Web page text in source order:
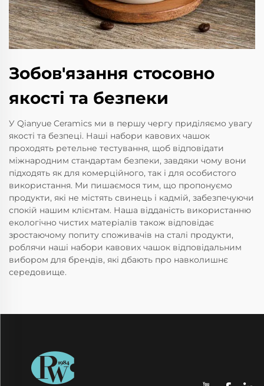
Зобов'язання стосовно
якості та безпеки
У Qianyue Ceramics ми в першу чергу приділяємо увагу
якості та безпеці. Наші набори кавових чашок
проходять ретельне тестування, щоб відповідати
міжнародним стандартам безпеки, завдяки чому вони
підходять як для комерційного, так і для особистого
використання. Ми пишаємося тим, що пропонуємо
продукти, які не містять свинець і кадмій, забезпечуючи
спокій нашим клієнтам. Наша відданість використанню
екологічно чистих матеріалів також відповідає
зростаючому попиту споживачів на сталі продукти,
роблячи наші набори кавових чашок відповідальним
вибором для брендів, які дбають про навколишнє
середовище.